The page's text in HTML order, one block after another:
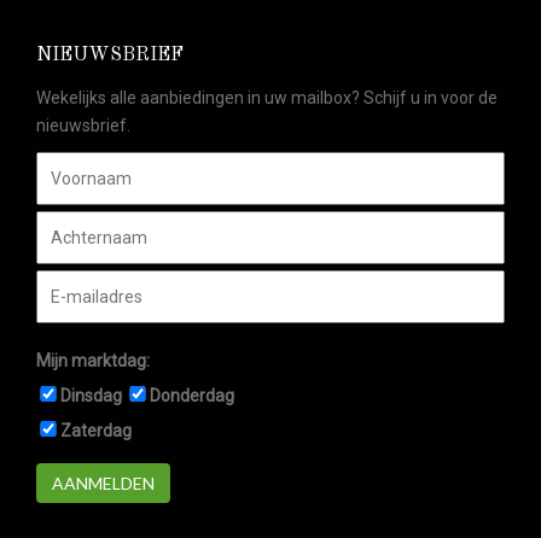
NIEUWSBRIEF
Wekelijks alle aanbiedingen in uw mailbox? Schijf u in voor de
nieuwsbrief.
Mijn marktdag:
Dinsdag
Donderdag
Zaterdag
AANMELDEN